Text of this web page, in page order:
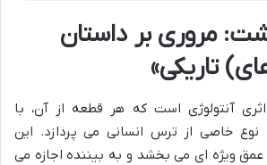
مروری بر داستان
تاریکی»
آنتولوژی است که هر قطعه از آن، با
نوع خاصی از ترس انسانی می پردازد. این
عمق ویژه ای می بخشد و به بیننده اجازه می